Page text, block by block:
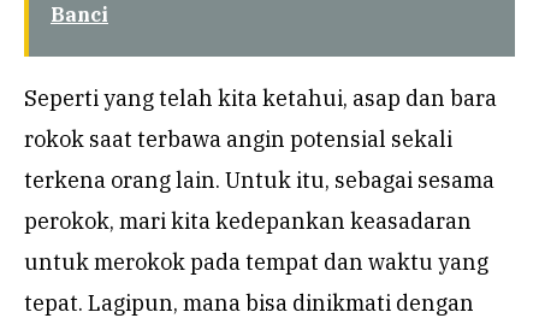
Banci
Seperti yang telah kita ketahui, asap dan bara
rokok saat terbawa angin potensial sekali
terkena orang lain. Untuk itu, sebagai sesama
perokok, mari kita kedepankan keasadaran
untuk merokok pada tempat dan waktu yang
tepat. Lagipun, mana bisa dinikmati dengan